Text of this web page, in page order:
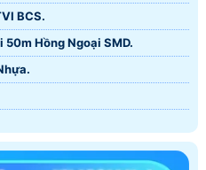
BCS.
50m Hồng Ngoại SMD.